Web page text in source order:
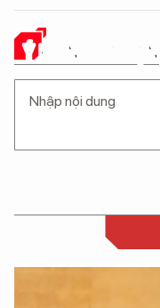
Ý KIẾN CỦA BẠN